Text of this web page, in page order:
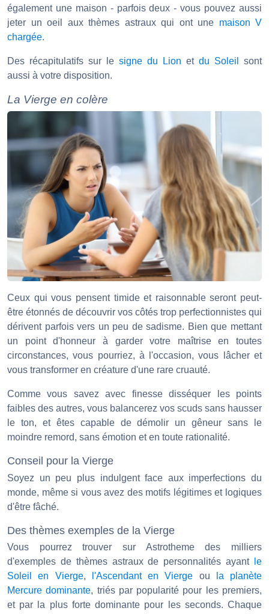
également une maison - parfois deux - vous pouvez aussi
jeter un oeil aux thèmes astraux qui ont une maison V
chargée.
Des récapitulatifs sur le signe du Lion et du Soleil
sont
aussi à votre disposition.
La Vierge en colère
Ceux qui vous pensent timide et raisonnable seront peut-
être étonnés de découvrir vos côtés trop perfectionnistes qui
dérivent parfois vers un peu de sadisme. Bien que mettant
un point d'honneur à garder votre maîtrise en toutes
circonstances, vous pourriez, à l'occasion, vous lâcher et
vous transformer en créature d'une rare cruauté.
Comme vous savez avec finesse disséquer les points
faibles des autres, vous balancerez vos scuds sans hausser
le ton, et êtes capable de démolir un gêneur sans le
moindre remord, sans émotion et en toute rationalité.
Conseil pour la Vierge
Soyez un peu plus indulgent face aux imperfections du
monde, même si vous avez des motifs légitimes et logiques
d'être fâché.
Des thèmes exemples de la Vierge
Vous pourrez trouver sur Astrotheme des milliers
d'exemples de thèmes astraux de personnalités ayant
le
Soleil en Vierge, l'Ascendant en Vierge ou
la planète
Mercure dominante, triés par popularité pour les premiers,
et par la plus forte dominante pour les seconds. Chaque